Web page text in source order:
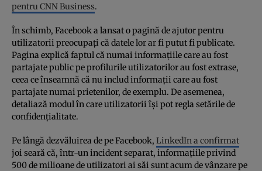
pentru CNN Business.
În schimb, Facebook a lansat o pagină de ajutor pentru
utilizatorii preocupați că datele lor ar fi putut fi publicate.
Pagina explică faptul că numai informațiile care au fost
partajate public pe profilurile utilizatorilor au fost extrase,
ceea ce înseamnă că nu includ informații care au fost
partajate numai prietenilor, de exemplu. De asemenea,
detaliază modul în care utilizatorii își pot regla setările de
confidențialitate.
Pe lângă dezvăluirea de pe Facebook, LinkedIn a confirmat
joi seară că, într-un incident separat, informațiile privind
500 de milioane de utilizatori ai săi sunt acum de vânzare pe